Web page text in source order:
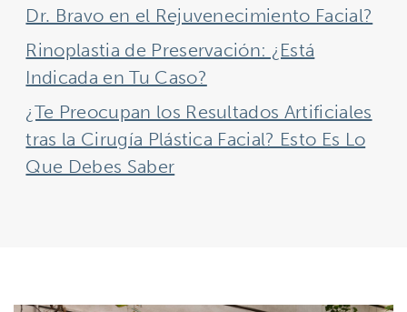
Dr. Bravo en el Rejuvenecimiento Facial?
Rinoplastia de Preservación: ¿Está
Indicada en Tu Caso?
¿Te Preocupan los Resultados Artificiales
tras la Cirugía Plástica Facial? Esto Es Lo
Que Debes Saber